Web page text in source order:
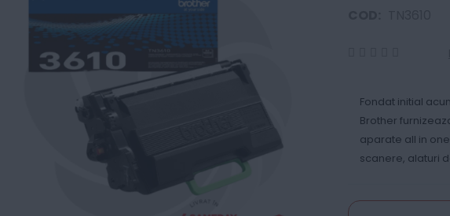
Fondat initial
Brother
aparate all in
scanere, alaturi